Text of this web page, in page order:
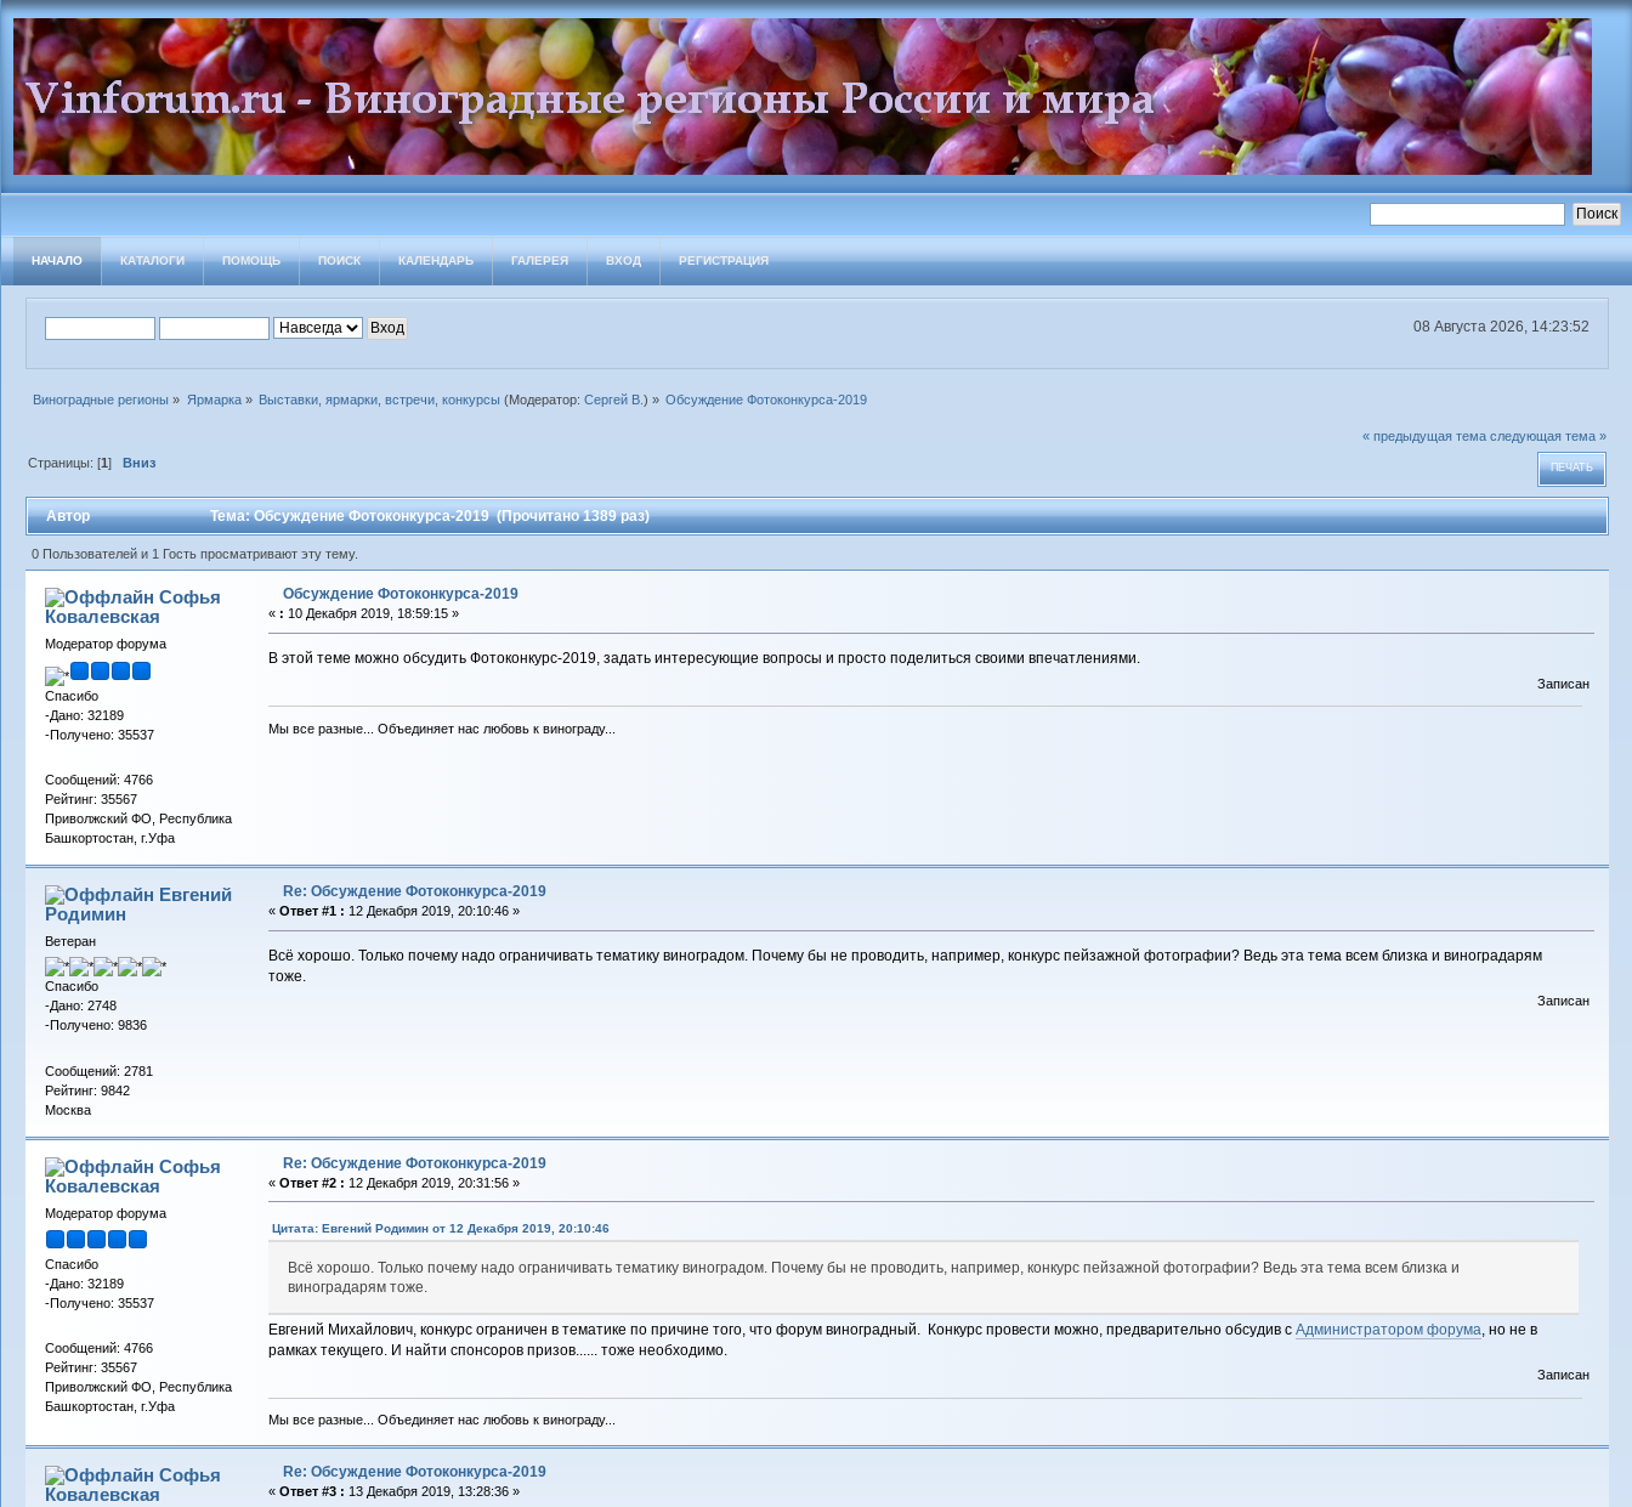
НАЧАЛО КАТАЛОГИ ПОМОЩЬ ПОИСК КАЛЕНДАРЬ ГАЛЕРЕЯ ВХОД РЕГИСТРАЦИЯ
08 Августа 2026, 14:23:52
Виноградные регионы » Ярмарка» Выставки, ярмарки, встречи, конкурсы (Модератор: Сергей В.) » Обсуждение Фотоконкурса-2019
« предыдущая тема следующая тема »
ПЕЧАТЬ
Страницы: [1] Вниз
Автор Тема: Обсуждение Фотоконкурса-2019 (Прочитано 1389 раз)
0 Пользователей и 1 Гость просматривают эту тему.
Софья
Ковалевская
Модератор форума
Спасибо
-Дано: 32189
-Получено: 35537
Сообщений: 4766
Рейтинг: 35567
Приволжский ФО, Республика
Башкортостан, г.Уфа
Обсуждение Фотоконкурса-2019
« : 10 Декабря 2019, 18:59:15 »
В этой теме можно обсудить Фотоконкурс-2019, задать интересующие вопросы и просто поделиться своими впечатлениями.
Записан
Мы все разные... Объединяет нас любовь к винограду...
Евгений
Родимин
Ветеран
Спасибо
-Дано: 2748
-Получено: 9836
Сообщений: 2781
Рейтинг: 9842
Москва
Re: Обсуждение Фотоконкурса-2019
« Ответ #1 : 12 Декабря 2019, 20:10:46 »
Всё хорошо. Только почему надо ограничивать тематику виноградом. Почему бы не проводить, например, конкурс пейзажной фотографии? Ведь эта тема всем близка и виноградарям
тоже.
Записан
Софья
Ковалевская
Модератор форума
Спасибо
-Дано: 32189
-Получено: 35537
Сообщений: 4766
Рейтинг: 35567
Приволжский ФО, Республика
Башкортостан, г.Уфа
Re: Обсуждение Фотоконкурса-2019
« Ответ #2 : 12 Декабря 2019, 20:31:56 »
Цитата: Евгений Родимин от 12 Декабря 2019, 20:10:46
Всё хорошо. Только почему надо ограничивать тематику виноградом. Почему бы не проводить, например, конкурс пейзажной фотографии? Ведь эта тема всем близка и
виноградарям тоже.
Евгений Михайлович, конкурс ограничен в тематике по причине того, что форум виноградный. Конкурс провести можно, предварительно обсудив с Администратором форума, но не в
рамках текущего. И найти спонсоров призов...... тоже необходимо.
Записан
Мы все разные... Объединяет нас любовь к винограду...
Софья
Ковалевская
Re: Обсуждение Фотоконкурса-2019
« Ответ #3 : 13 Декабря 2019, 13:28:36 »